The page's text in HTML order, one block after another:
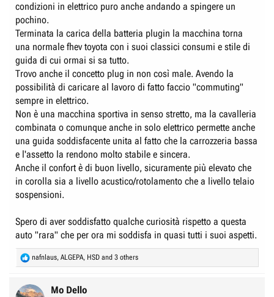
condizioni in elettrico puro anche andando a spingere un
pochino.
Terminata la carica della batteria plugin la macchina torna
una normale fhev toyota con i suoi classici consumi e stile di
guida di cui ormai si sa tutto.
Trovo anche il concetto plug in non così male. Avendo la
possibilità di caricare al lavoro di fatto faccio "commuting"
sempre in elettrico.
Non è una macchina sportiva in senso stretto, ma la cavalleria
combinata o comunque anche in solo elettrico permette anche
una guida soddisfacente unita al fatto che la carrozzeria bassa
e l'assetto la rendono molto stabile e sincera.
Anche il confort è di buon livello, sicuramente più elevato che
in corolla sia a livello acustico/rotolamento che a livello telaio
sospensioni.
Spero di aver soddisfatto qualche curiosità rispetto a questa
auto "rara" che per ora mi soddisfa in quasi tutti i suoi aspetti.
R
e
c
nafnlaus, ALGEPA, HSD and 3 others
Mo Dello